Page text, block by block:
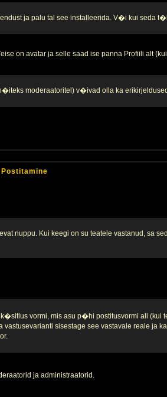
ja palu tal see installeerida. V�i kui seda
on avatar ja selle saad ise panna Profiili alt
moderaatoritel) v�ivad olla ka
Postitamine
nuppu. Kui keegi on su teatele vastanud, sa
vormi, mis asu p�hi postitusvormi all
sisestage see vastavale reale ja
ja administraatorid.